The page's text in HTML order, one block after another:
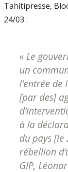
Tahitipresse,
24/03 :
« Le
un
l’entrée
[par des]
à la
du pays
rébellion
GIP,